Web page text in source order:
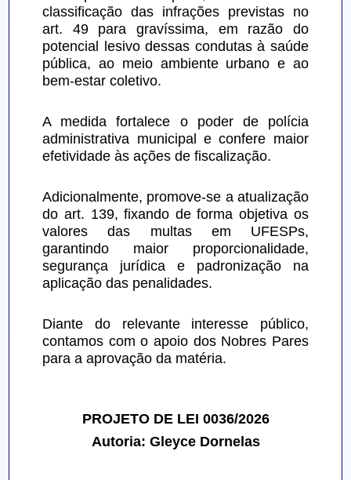
classificação das infrações previstas no
art. 49 para gravíssima, em razão do
potencial lesivo dessas condutas à saúde
pública, ao meio ambiente urbano e ao
bem-estar coletivo.
A medida fortalece o poder de polícia
administrativa municipal e confere maior
efetividade às ações de fiscalização.
Adicionalmente, promove-se a atualização
do art. 139, fixando de forma objetiva os
valores das multas em UFESPs,
garantindo maior proporcionalidade,
segurança jurídica e padronização na
aplicação das penalidades.
Diante do relevante interesse público,
contamos com o apoio dos Nobres Pares
para a aprovação da matéria.
PROJETO DE LEI 0036/2026
Autoria: Gleyce Dornelas